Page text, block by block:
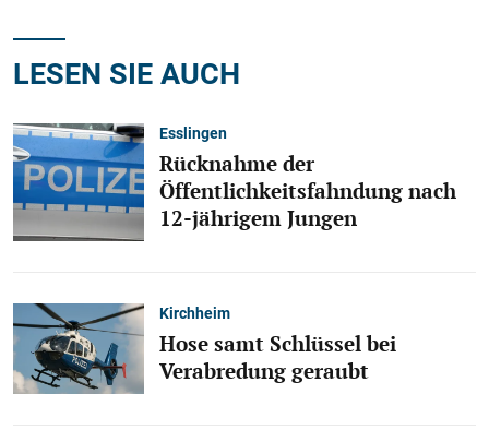
LESEN SIE AUCH
Esslingen
Rücknahme der
Öffentlichkeitsfahndung nach
12-jährigem Jungen
Kirchheim
Hose samt Schlüssel bei
Verabredung geraubt